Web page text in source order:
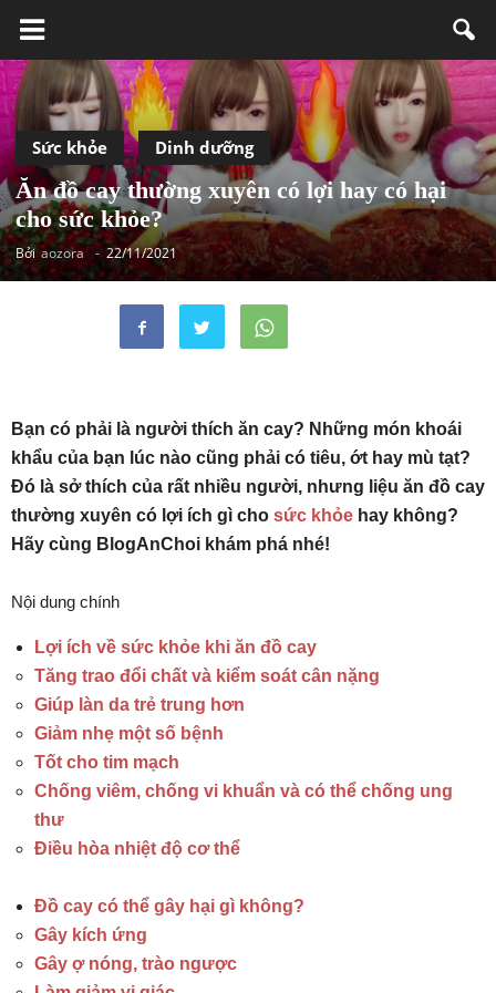
Sức khỏe Dinh dưỡng
Ăn đồ cay thường xuyên có lợi hay có hại
cho sức khỏe?
Bởiaozora - 22/11/2021
Bạn có phải là người thích ăn cay? Những món khoái
khẩu của bạn lúc nào cũng phải có tiêu, ớt hay mù tạt?
Đó là sở thích của rất nhiều người, nhưng liệu ăn đồ cay
thường xuyên có lợi ích gì cho sức khỏe hay không?
Hãy cùng BlogAnChoi khám phá nhé!
Nội dung chính
Lợi ích về sức khỏe khi ăn đồ cay
Tăng trao đổi chất và kiểm soát cân nặng
Giúp làn da trẻ trung hơn
Giảm nhẹ một số bệnh
Tốt cho tim mạch
Chống viêm, chống vi khuẩn và có thể chống ung
thư
Điều hòa nhiệt độ cơ thể
Đồ cay có thể gây hại gì không?
Gây kích ứng
Gây ợ nóng, trào ngược